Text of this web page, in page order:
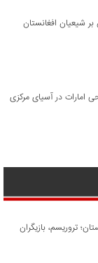
بر شیعیان افغانستان
امارات در آسیای مرکزی
تروریسم، بازیگران